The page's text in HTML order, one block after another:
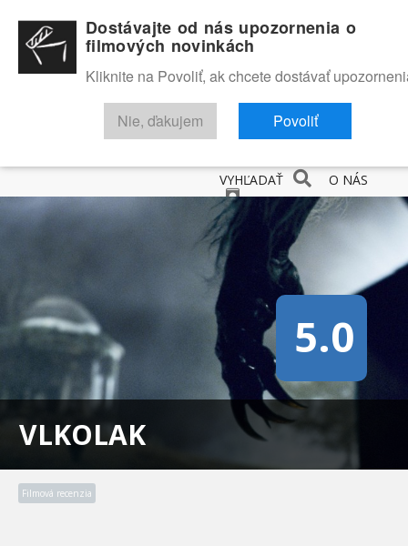
RECENZIE TRAILERY FILMOVÁ DATABÁZA
VYHĽADAŤ O NÁS
VLKOLAK
5.0
Filmová recenzia
Dostávajte od nás upozornenia o
filmových novinkách
Kliknite na Povoliť, ak chcete dostávať
Nie, ďakujem Povoliť